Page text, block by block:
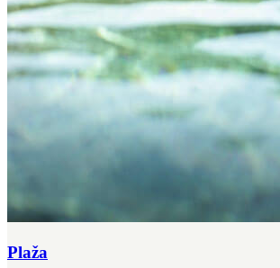
Plaža